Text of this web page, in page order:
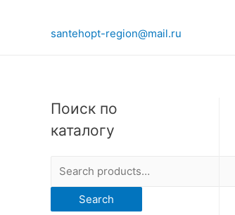
santehopt-region@mail.ru
Поиск по
каталогу
e
a
Search